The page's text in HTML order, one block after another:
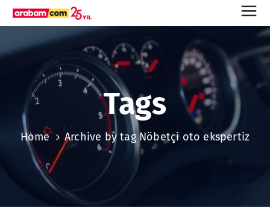
Tags
Home Archive by tag Nöbetçi oto ekspertiz